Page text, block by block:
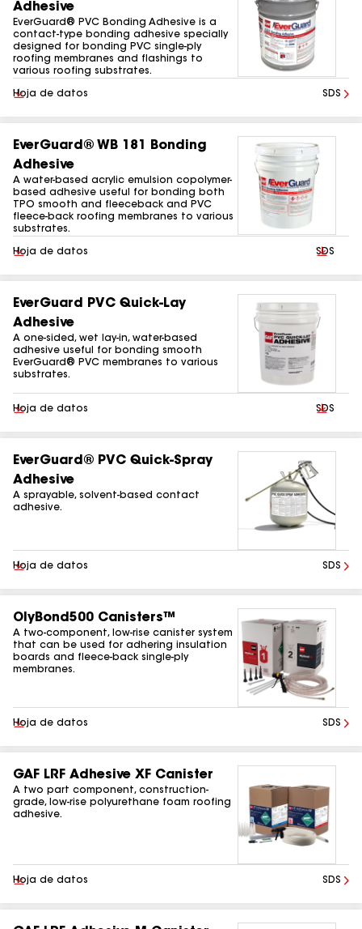
Adhesive
EverGuard® PVC Bonding Adhesive is a
contact-type bonding adhesive specially
designed for bonding PVC single-ply
roofing membranes and flashings to
various roofing substrates.
Descargar
Hoja de datos SDS
EverGuard® WB 181 Bonding
Adhesive
A water-based acrylic emulsion copolymer-
based adhesive useful for bonding both
TPO smooth and fleeceback and PVC
fleece-back roofing membranes to various
substrates.
Descargar
Hoja de datos SDS
EverGuard PVC Quick-Lay
Adhesive
A one-sided, wet lay-in, water-based
adhesive useful for bonding smooth
EverGuard® PVC membranes to various
substrates.
Descargar
Hoja de datos SDS
EverGuard® PVC Quick‑Spray
Adhesive
A sprayable, solvent-based contact
adhesive.
Descargar
Hoja de datos SDS
OlyBond500 Canisters™
A two-component, low-rise canister system
that can be used for adhering insulation
boards and fleece-back single-ply
membranes.
Descargar
Hoja de datos SDS
GAF LRF Adhesive XF Canister
A two part component, construction-
grade, low-rise polyurethane foam roofing
adhesive.
Descargar
Hoja de datos SDS